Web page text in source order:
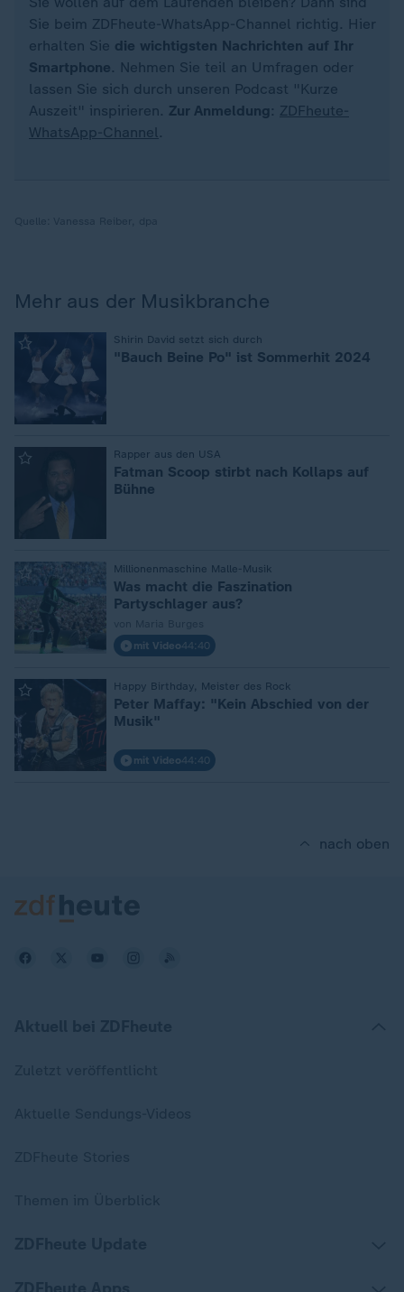
Sie beim ZDFheute-WhatsApp-Channel richtig. Hier
erhalten Sie die wichtigsten Nachrichten auf Ihr
Smartphone. Nehmen Sie teil an Umfragen oder
lassen Sie sich durch unseren Podcast "Kurze
Auszeit" inspirieren. Zur Anmeldung : ZDFheute-
WhatsApp-Channel.
Mehr aus der Musikbranche
Shirin David setzt sich durch
"Bauch Beine Po" ist Sommerhit 2024
Rapper aus den USA
Fatman Scoop stirbt nach Kollaps auf
Bühne
Millionenmaschine Malle-Musik
Was macht die Faszination
Partyschlager aus?
mit Video44:40
Happy Birthday, Meister des Rock
Peter Maffay: "Kein Abschied von der
Musik"
mit Video44:40
nach oben